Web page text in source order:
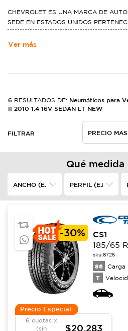
CHEVROLET ES UNA MARCA DE
SEDE EN ESTADOS UNIDOS
CRAPO DURANT EL 3 DE NOVIEMBRE
Ver más
6 RESULTADOS DE: Neumáticos para
II 2010 1.4 16V SEDAN LT NEW
FILTRAR
Qué medida
-30%
CS1
185/65
sku:8725
86 Carga
T
Precio Especial:
6 cuotas x
(sin
$20,283